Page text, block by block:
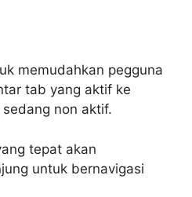
memudahkan pegguna
tab yang aktif ke
non aktif.
tepat akan
untuk bernavigasi